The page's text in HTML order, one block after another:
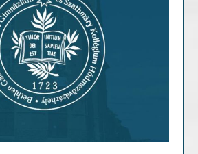
Archív cikkek